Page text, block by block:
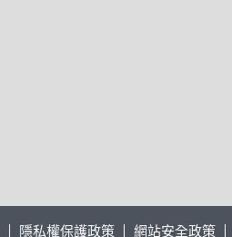
隱私權保護政策 網站安全政策